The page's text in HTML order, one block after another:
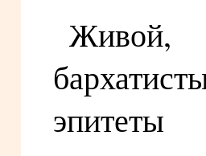
эпитеты